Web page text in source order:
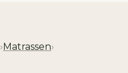
›Matrassen›